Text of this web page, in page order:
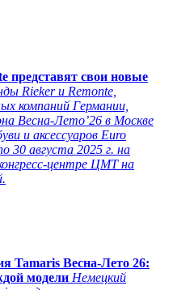
представят свои новые
Rieker и Remonte,
компаний Германии,
Весна-Лето’26 в Москве
и аксессуаров Euro
30 августа 2025 г. на
центре ЦМТ на
Tamaris Весна-Лето 26:
модели Немецкий